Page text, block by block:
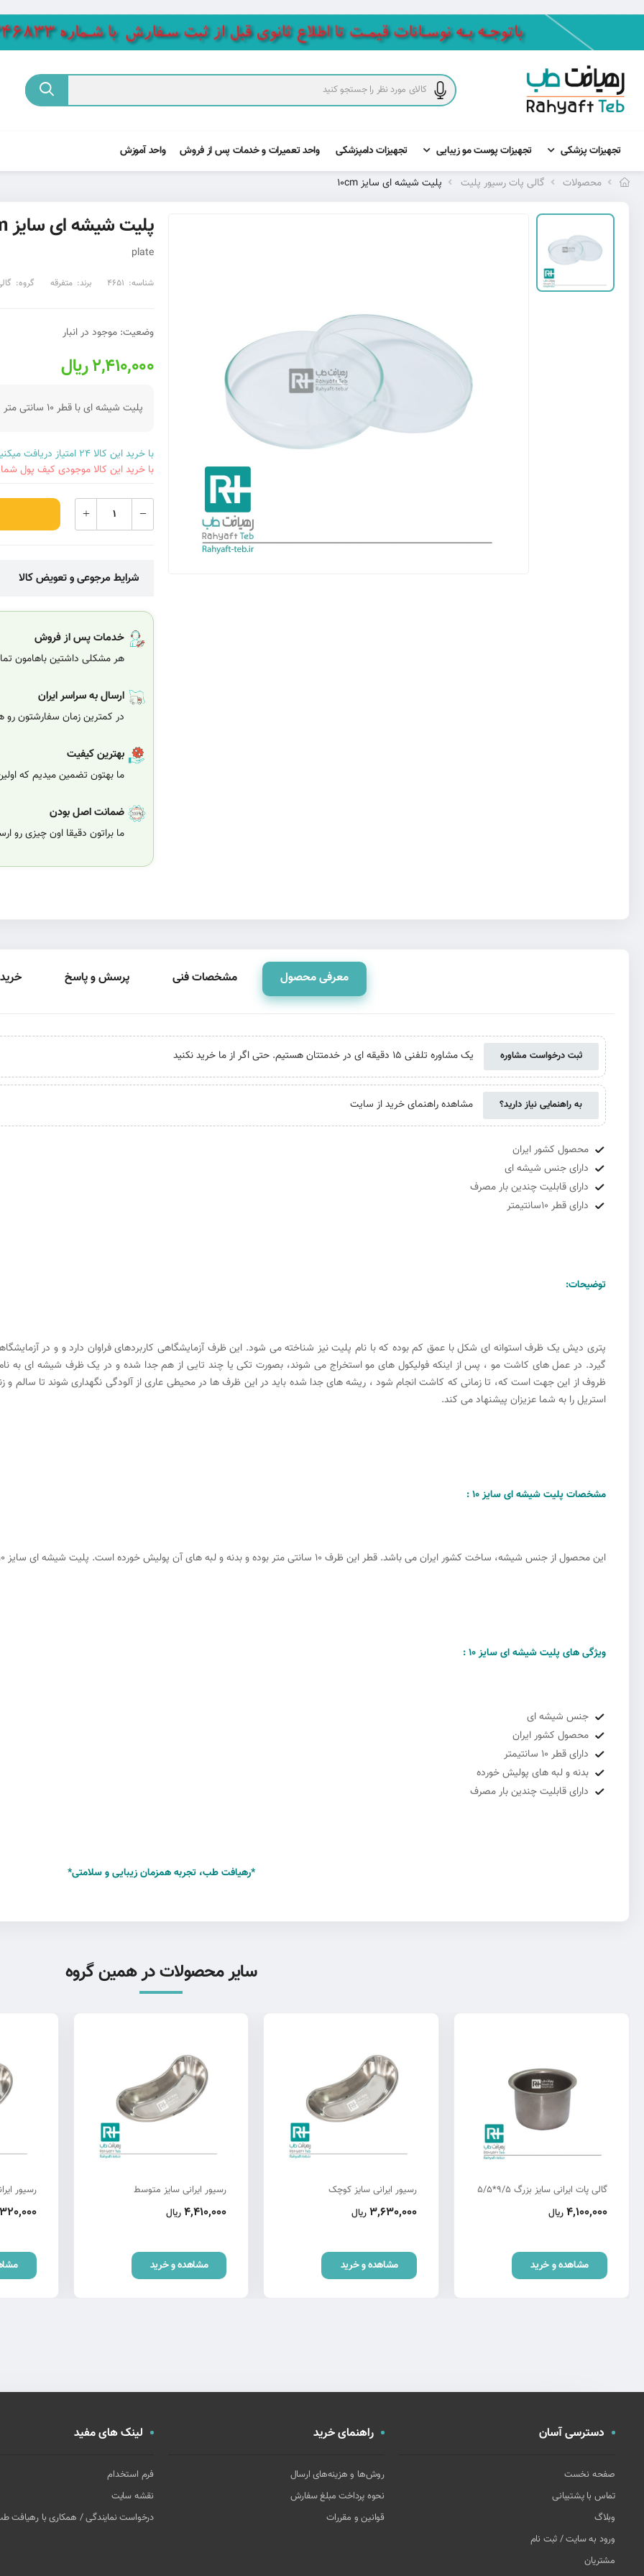
تجهیزات پزشکی تجهیزات پوست مو زیبایی تجهیزات دامپزشکی واحد تعمیرات و خدمات پس از فروش واحد آموزش
محصولات گالی پات رسیور پلیت پلیت شیشه ای سایز 10cm
پلیت شیشه ای سایز 10cm
plate
شناسه: 4651 برند: متفرقه گروه:
وضعیت: موجود در انبار
2,410,000 ریال
پلیت شیشه ای با قطر 10 سانتی متر
با خرید این کالا 24 امتیاز دریافت میکنید.
با خرید این کالا موجودی کیف پول شما به میزان 9,640
شرایط مرجوعی و تعویض کالا
خدمات پس از فروش
هر مشکلی داشتین باهامون
ارسال به سراسر ایران
در کمترین زمان سفارشتون رو
بهترین کیفیت
ما بهتون تضمین میدیم که
ضمانت اصل بودن
ما براتون دقیقا اون چیزی رو
معرفی محصول مشخصات فنی پرسش و پاسخ
ثبت درخواست مشاوره یک مشاوره تلفنی 15 دقیقه ای در خدمتتان هستیم. حتی اگر از ما خرید نکنید
به راهنمایی نیاز دارید؟ مشاهده راهنمای خرید از سایت
محصول کشور ایران
دارای جنس شیشه ای
دارای قابلیت چندین بار مصرف
دارای قطر 10سانتیمتر
توضیحات:
پتری دیش یک ظرف استوانه ای شکل با عمق کم بوده که با نام پلیت نیز شناخته می شود. این ظرف آزمایشگاهی کاربردهای فراوان دارد و و در
گیرد. در عمل های کاشت مو ، پس از اینکه فولیکول های مو استخراج می شوند، بصورت تکی یا چند تایی از هم جدا شده و در یک ظرف شیشه ای به
ظروف از این جهت است که، تا زمانی که کاشت انجام شود ، ریشه های جدا شده باید در این ظرف ها در محیطی عاری از آلودگی نگهداری شوند تا سالم
استریل را به شما عزیزان پیشنهاد می کند.
مشخصات پلیت شیشه ای سایز 10 :
این محصول از جنس شیشه، ساخت کشور ایران می باشد. قطر این ظرف 10 سانتی متر بوده و بدنه و لبه های آن پولیش خورده است. پلیت شیشه ای سایز ۱۰ ، دارای قابلیت اتوکلاو شدن و استفاده ی چندین باره می باشد.
ویژگی های پلیت شیشه ای سایز 10 :
جنس شیشه ای
محصول کشور ایران
دارای قطر 10 سانتیمتر
بدنه و لبه های پولیش خورده
دارای قابلیت چندین بار مصرف
*رهیافت طب، تجربه همزمان زیبایی و سلامتی*
سایر محصولات در همین گروه
گالی پات ایرانی سایز بزرگ 9/5*5/5
4,100,000 ریال
مشاهده و خرید
رسیور ایرانی سایز کوچک
3,630,000 ریال
مشاهده و خرید
رسیور ایرانی سایز متوسط
4,410,000 ریال
مشاهده و خرید
رسیور
دسترسی آسان
صفحه نخست
تماس با پشتیبانی
وبلاگ
ورود به سایت / ثبت نام
مشتریان
راهنمای خرید
روش‌ها و هزینه‌های ارسال
نحوه پرداخت مبلغ سفارش
قوانین و مقررات
لینک های مفید
فرم استخدام
نقشه سایت
درخواست نمایندگی / همکاری با رهیافت